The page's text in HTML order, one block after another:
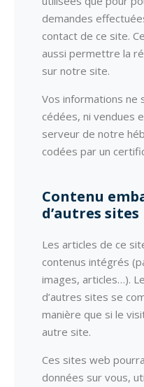
demandes
contact de ce site.
aussi permettre la
sur notre site.
Vos informations ne
cédées, ni vendues
serveur de notre
codées par un
Contenu
d’autres sites
Les articles de ce
contenus intégrés
images, articles…).
d’autres sites se
manière que si le
autre site.
Ces sites web
données sur vous,